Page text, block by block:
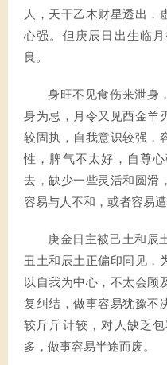
人，天干乙木财星透出，
心强。但庚辰日出生临
良。
身旺不见食伤来泄身
身为忌，月令又见酉金羊
较固执，自我意识较强，
性，脾气不太好，自尊
去，缺少一些灵活和圆滑
容易与人不和，或者容易遭
庚金日主被己土和辰
丑土和辰土正偏印同见，
以自我为中心，不太会顾
复纠结，做事容易犹豫不
较斤斤计较，对人缺乏
多，做事容易半途而废。